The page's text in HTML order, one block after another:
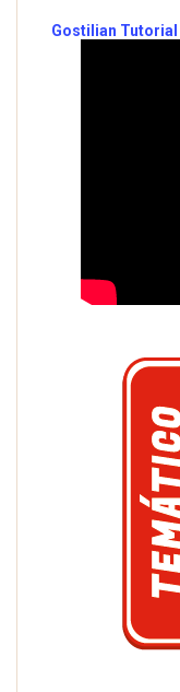
Gostilian